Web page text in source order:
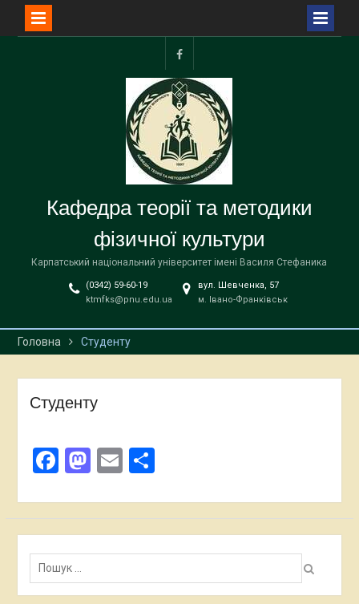
Сторінка
ФФВіС
Кафедра теорії та методики
фізичної культури
Карпатський національний університет імені Василя Стефаника
(0342) 59-60-19
ktmfks@pnu.edu.ua
вул. Шевченка, 57
м. Івано-Франківськ
Головна Студенту
Студенту
Facebook
Mastodon
EmailПоділитися
Пошук: